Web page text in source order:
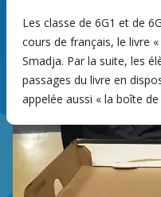
Les classe de 6G1 et de
cours de français, le livre
Smadja. Par la suite, les
passages du livre en
appelée aussi « la boîte de